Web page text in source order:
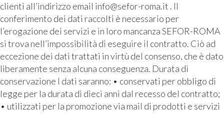
clienti all’indirizzo email info@sefor-roma.it . Il
conferimento dei dati raccolti è necessario per
l’erogazione dei servizi e in loro mancanza SEFOR-ROMA
si trova nell’impossibilità di eseguire il contratto. Ciò ad
eccezione dei dati trattati in virtù del consenso, che è dato
liberamente senza alcuna conseguenza. Durata di
conservazione I dati saranno: • conservati per obbligo di
legge per la durata di dieci anni dal recesso del contratto;
• utilizzati per la promozione via mail di prodotti e servizi